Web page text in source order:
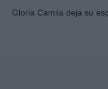
Gloria Camila deja su